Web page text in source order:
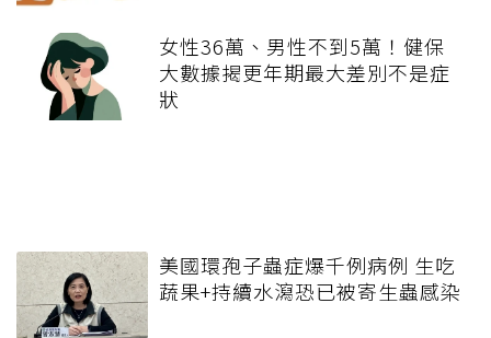
女性36萬、男性不到5萬！健保
大數據揭更年期最大差別不是症
狀
美國環孢子蟲症爆千例病例 生吃
蔬果+持續水瀉恐已被寄生蟲感染